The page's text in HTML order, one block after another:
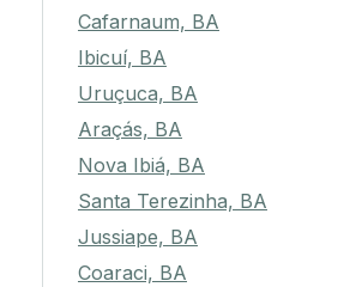
Cafarnaum, BA
Ibicuí, BA
Uruçuca, BA
Araçás, BA
Nova Ibiá, BA
Santa Terezinha, BA
Jussiape, BA
Coaraci, BA